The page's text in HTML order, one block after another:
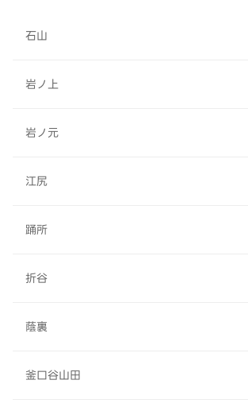
石山
岩ノ上
岩ノ元
江尻
踊所
折谷
蔭裏
釜口谷山田